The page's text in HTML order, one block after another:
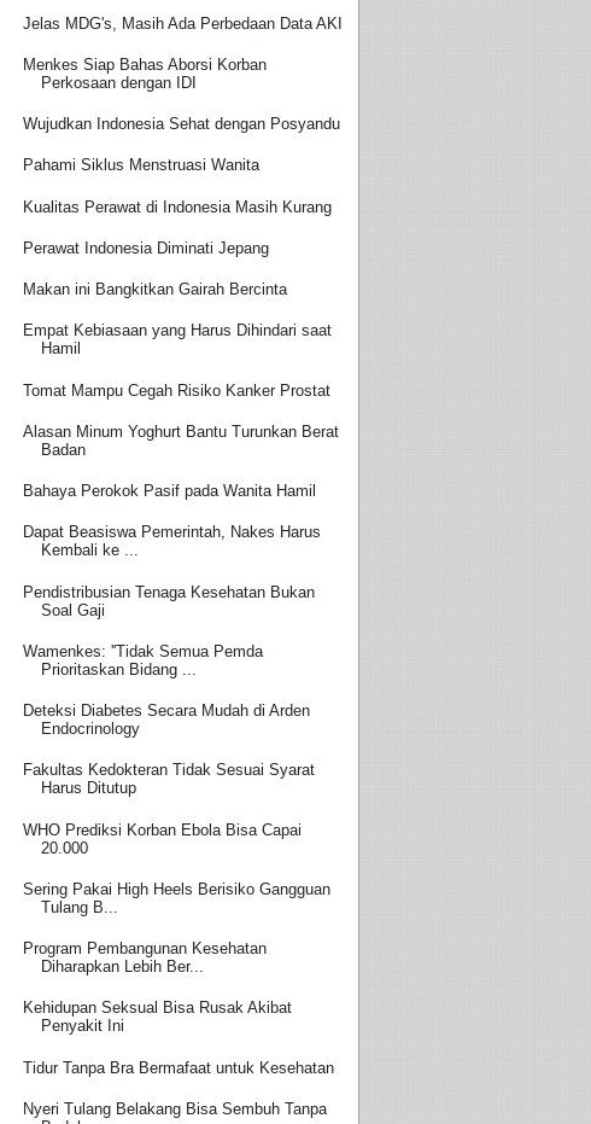
Jelas MDG's, Masih Ada Perbedaan Data AKI
Menkes Siap Bahas Aborsi Korban
Perkosaan dengan IDI
Wujudkan Indonesia Sehat dengan Posyandu
Pahami Siklus Menstruasi Wanita
Kualitas Perawat di Indonesia Masih Kurang
Perawat Indonesia Diminati Jepang
Makan ini Bangkitkan Gairah Bercinta
Empat Kebiasaan yang Harus Dihindari saat
Hamil
Tomat Mampu Cegah Risiko Kanker Prostat
Alasan Minum Yoghurt Bantu Turunkan Berat
Badan
Bahaya Perokok Pasif pada Wanita Hamil
Dapat Beasiswa Pemerintah, Nakes Harus
Kembali ke ...
Pendistribusian Tenaga Kesehatan Bukan
Soal Gaji
Wamenkes: ''Tidak Semua Pemda
Prioritaskan Bidang ...
Deteksi Diabetes Secara Mudah di Arden
Endocrinology
Fakultas Kedokteran Tidak Sesuai Syarat
Harus Ditutup
WHO Prediksi Korban Ebola Bisa Capai
20.000
Sering Pakai High Heels Berisiko Gangguan
Tulang B...
Program Pembangunan Kesehatan
Diharapkan Lebih Ber...
Kehidupan Seksual Bisa Rusak Akibat
Penyakit Ini
Tidur Tanpa Bra Bermafaat untuk Kesehatan
Nyeri Tulang Belakang Bisa Sembuh Tanpa